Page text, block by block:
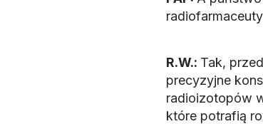
R.W.: Tak,
precyzyjne
radioizotopów
które potrafią